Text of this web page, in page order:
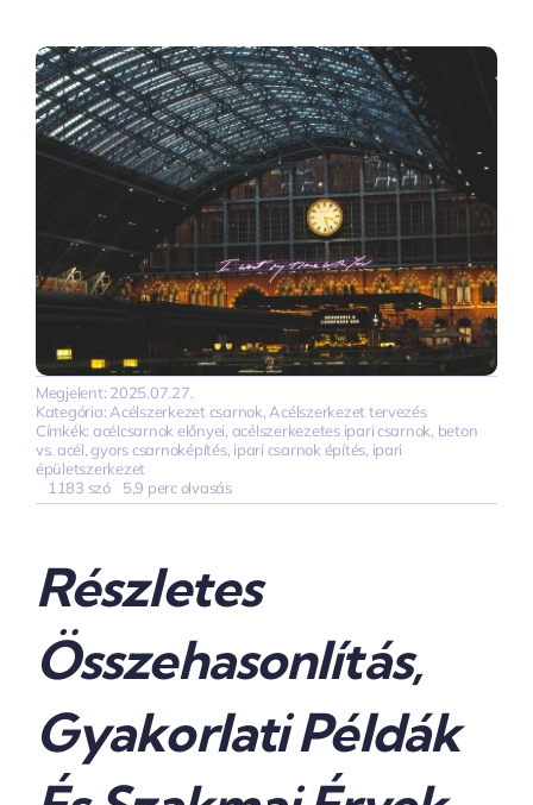
Megjelent: 2025.07.27.
Kategória:Acélszerkezet csarnok,Acélszerkezet tervezés
Címkék: acélcsarnok előnyei, acélszerkezetes ipari csarnok, beton
vs. acél,gyors csarnoképítés, ipari csarnok építés, ipari
épületszerkezet
1183 szó
5,9 perc olvasás
Részletes
Összehasonlítás,
Gyakorlati Példák